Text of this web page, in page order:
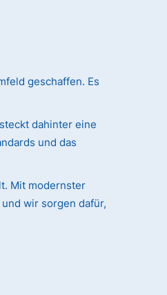
geschaffen. Es
dahinter eine
und das
Mit modernster
wir sorgen dafür,